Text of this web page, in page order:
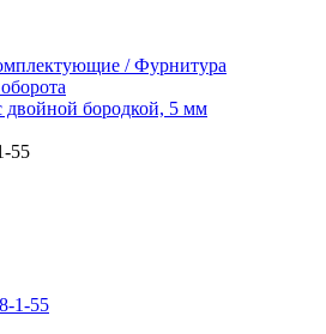
/ Фурнитура
двойной бородкой, 5 мм
55